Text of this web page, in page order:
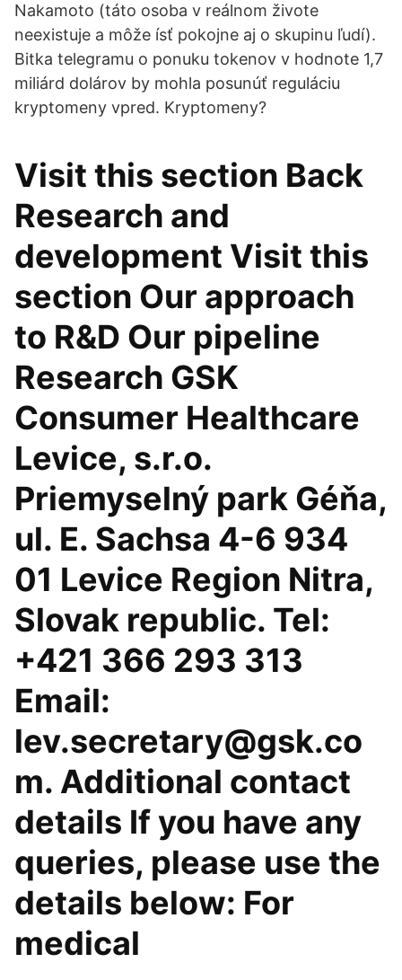
Nakamoto (táto osoba v reálnom živote
neexistuje a môže ísť pokojne aj o skupinu ľudí).
Bitka telegramu o ponuku tokenov v hodnote 1,7
miliárd dolárov by mohla posunúť reguláciu
kryptomeny vpred. Kryptomeny?
Visit this section Back
Research and
development Visit this
section Our approach
to R&D Our pipeline
Research GSK
Consumer Healthcare
Levice, s.r.o.
Priemyselný park Géňa,
ul. E. Sachsa 4-6 934
01 Levice Region Nitra,
Slovak republic. Tel:
+421 366 293 313
Email:
lev.secretary@gsk.co
m. Additional contact
details If you have any
queries, please use the
details below: For
medical